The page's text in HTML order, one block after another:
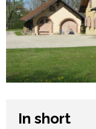
In short